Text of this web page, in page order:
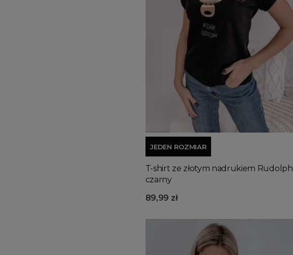
JEDEN ROZMIAR
T-shirt ze złotym nadrukiem Rudolph
czarny
89,99 zł